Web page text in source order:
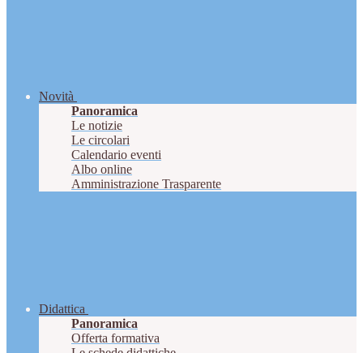
Novità
Panoramica
Le notizie
Le circolari
Calendario eventi
Albo online
Amministrazione Trasparente
Didattica
Panoramica
Offerta formativa